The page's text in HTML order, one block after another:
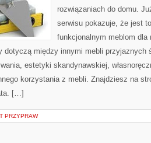
rozwiązaniach do domu.
serwisu pokazuje, że jest
funkcjonalnym meblom dla
dotyczą między innymi mebli
estetyki skandynawskiej,
korzystania z mebli. Znajdziesz na
[…]
PRZYPRAW